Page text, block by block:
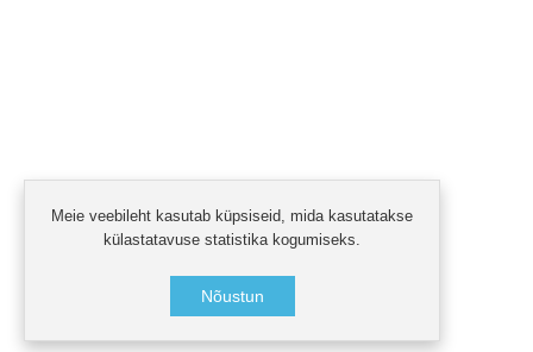
Meie veebileht kasutab küpsiseid, mida kasutatakse
külastatavuse statistika kogumiseks.
Nõustun